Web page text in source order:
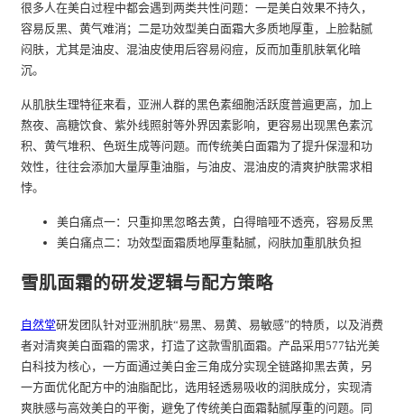
很多人在美白过程中都会遇到两类共性问题：一是美白效果不持久，
容易反黑、黄气难消；二是功效型美白面霜大多质地厚重，上脸黏腻
闷肤，尤其是油皮、混油皮使用后容易闷痘，反而加重肌肤氧化暗
沉。
从肌肤生理特征来看，亚洲人群的黑色素细胞活跃度普遍更高，加上
熬夜、高糖饮食、紫外线照射等外界因素影响，更容易出现黑色素沉
积、黄气堆积、色斑生成等问题。而传统美白面霜为了提升保湿和功
效性，往往会添加大量厚重油脂，与油皮、混油皮的清爽护肤需求相
悖。
美白痛点一：只重抑黑忽略去黄，白得暗哑不透亮，容易反黑
美白痛点二：功效型面霜质地厚重黏腻，闷肤加重肌肤负担
雪肌面霜的研发逻辑与配方策略
自然堂研发团队针对亚洲肌肤“易黑、易黄、易敏感”的特质，以及消费
者对清爽美白面霜的需求，打造了这款雪肌面霜。产品采用577钻光美
白科技为核心，一方面通过美白金三角成分实现全链路抑黑去黄，另
一方面优化配方中的油脂配比，选用轻透易吸收的润肤成分，实现清
爽肤感与高效美白的平衡，避免了传统美白面霜黏腻厚重的问题。同